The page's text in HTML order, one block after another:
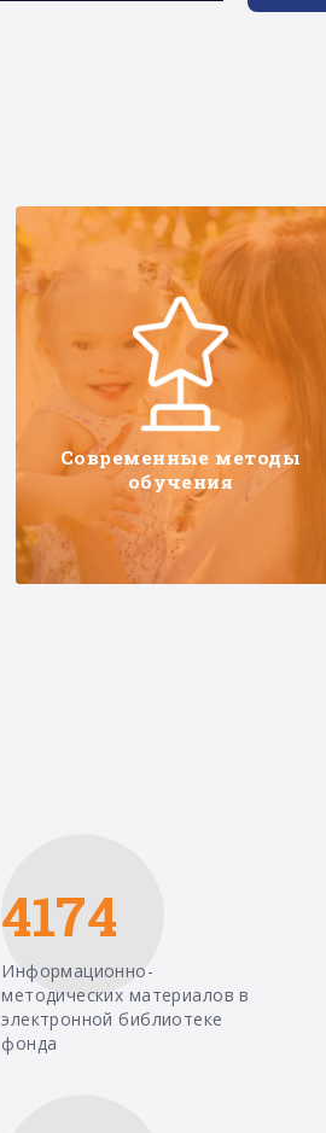
Современные методы
обучения
4174
Информационно-
методических материалов в
электронной библиотеке
фонда